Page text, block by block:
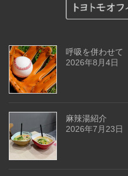
呼吸を併わせて
2026年8月4日
麻辣湯紹介
2026年7月23日